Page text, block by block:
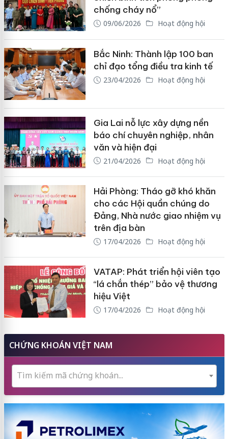
chống cháy nổ”
09/06/2026 Hoạt động hội
Bắc Ninh: Thành lập 100 ban
chỉ đạo tổng điều tra kinh tế
23/04/2026 Hoạt động hội
Gia Lai nỗ lực xây dựng nền
báo chí chuyên nghiệp, nhân
văn và hiện đại
21/04/2026 Hoạt động hội
Hải Phòng: Tháo gỡ khó khăn
cho các Hội quần chúng do
Đảng, Nhà nước giao nhiệm vụ
trên địa bàn
17/04/2026 Hoạt động hội
VATAP: Phát triển hội viên tạo
“lá chắn thép” bảo vệ thương
hiệu Việt
17/04/2026 Hoạt động hội
CHỨNG KHOÁN VIỆT NAM
Tìm kiếm mã chứng khoán...